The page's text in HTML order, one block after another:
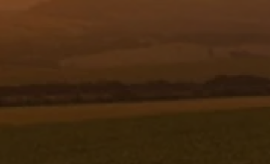
TAMPA DIANTEIRA PROTEÇÃO